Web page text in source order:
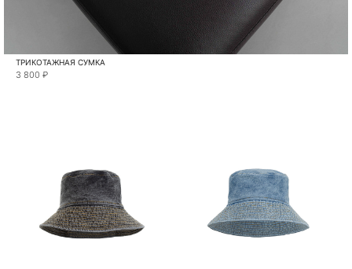
ТРИКОТАЖНАЯ СУМКА
3 800 ₽